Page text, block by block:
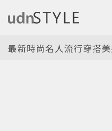
最新時尚名人流行穿搭